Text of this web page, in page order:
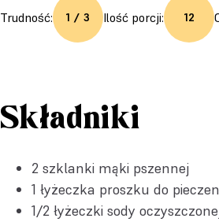
Trudność: 1 / 3 Ilość porcji: 12
Składniki
2 szklanki mąki pszennej
1 łyżeczka proszku do
1/2 łyżeczki sody